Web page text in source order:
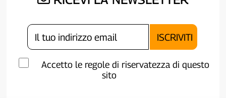
Accetto le regole di riservatezza di questo
sito